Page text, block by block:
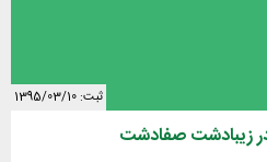
ثبت: 1395/03/10